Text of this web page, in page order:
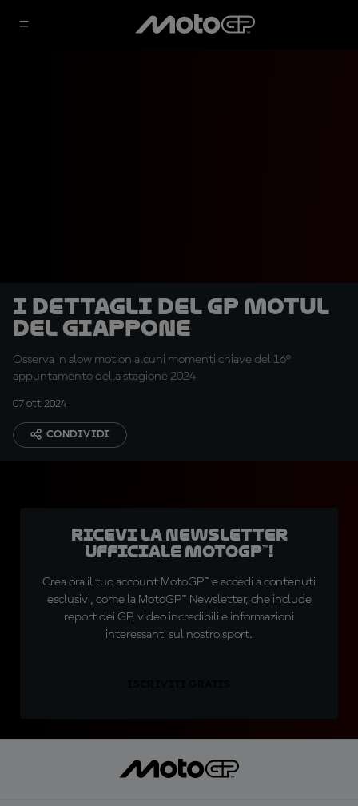
I dettagli del GP Motul
del Giappone
Osserva in slow motion alcuni momenti chiave del 16°
appuntamento della stagione 2024
07 ott 2024
CONDIVIDI
Ricevi la newsletter
ufficiale MotoGP™!
Crea ora il tuo account MotoGP™ e accedi a contenuti
esclusivi, come la MotoGP™ Newsletter, che include
report dei GP, video incredibili e informazioni
interessanti sul nostro sport.